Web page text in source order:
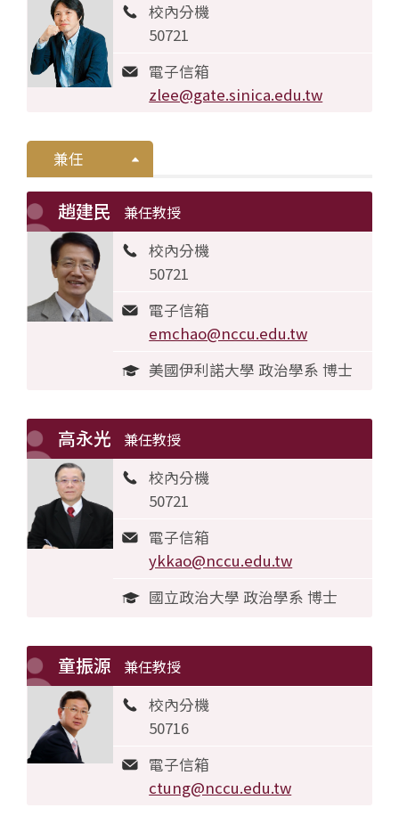
校內分機
50721
電子信箱
zlee@gate.sinica.edu.tw
兼任
趙建民 兼任教授
校內分機
50721
電子信箱
emchao@nccu.edu.tw
美國伊利諾大學 政治學系 博士
高永光 兼任教授
校內分機
50721
電子信箱
ykkao@nccu.edu.tw
國立政治大學 政治學系 博士
童振源 兼任教授
校內分機
50716
電子信箱
ctung@nccu.edu.tw